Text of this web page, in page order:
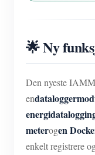
🌟 Ny
Den nyeste
en
meterogen
enkelt registrere